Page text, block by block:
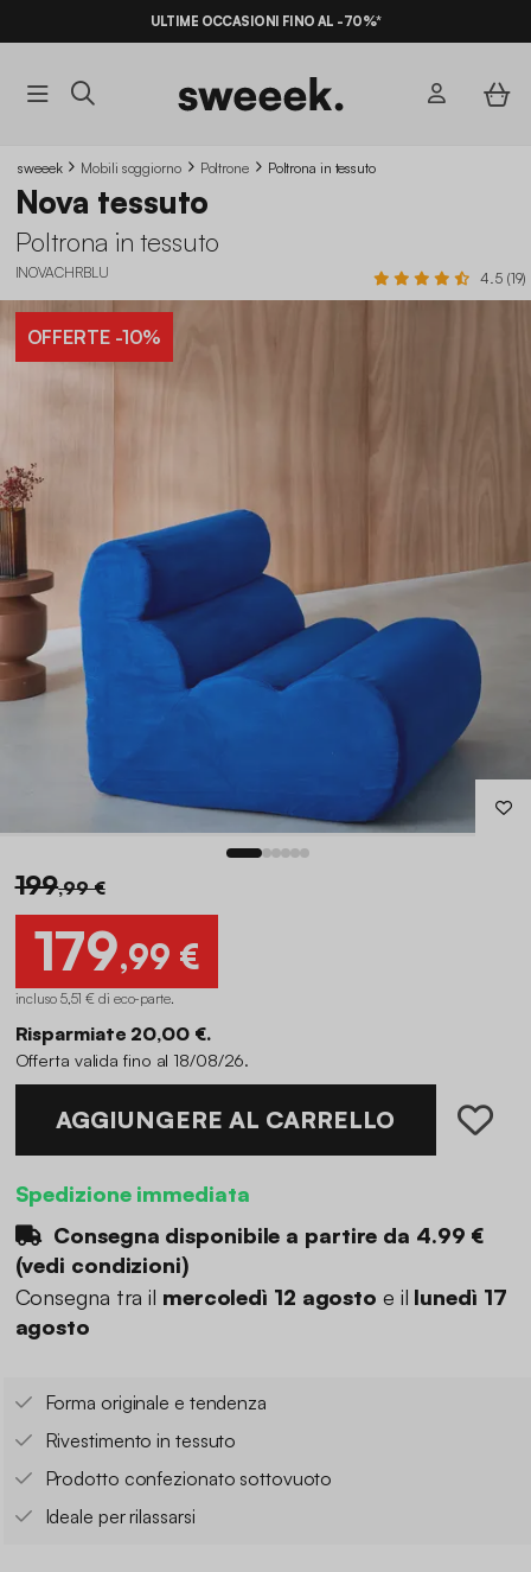
ULTIME OCCASIONI FINO AL -70%*
sweeek Mobili soggiorno Poltrone Poltrona in tessuto
Nova tessuto
Poltrona in tessuto
INOVACHRBLU 4.5 (19)
OFFERTE-10%
199,99 €
179,99 €
incluso 5,51 € di eco-parte.
Risparmiate 20,00 €.
Offerta valida fino al 18/08/26.
AGGIUNGERE AL CARRELLO
Spedizione immediata
Consegna disponibile a partire da 4.99 €
(vedi condizioni)
Consegna tra il mercoledì 12 agosto e il lunedì 17
agosto
Forma originale e tendenza
Rivestimento in tessuto
Prodotto confezionato sottovuoto
Ideale per rilassarsi